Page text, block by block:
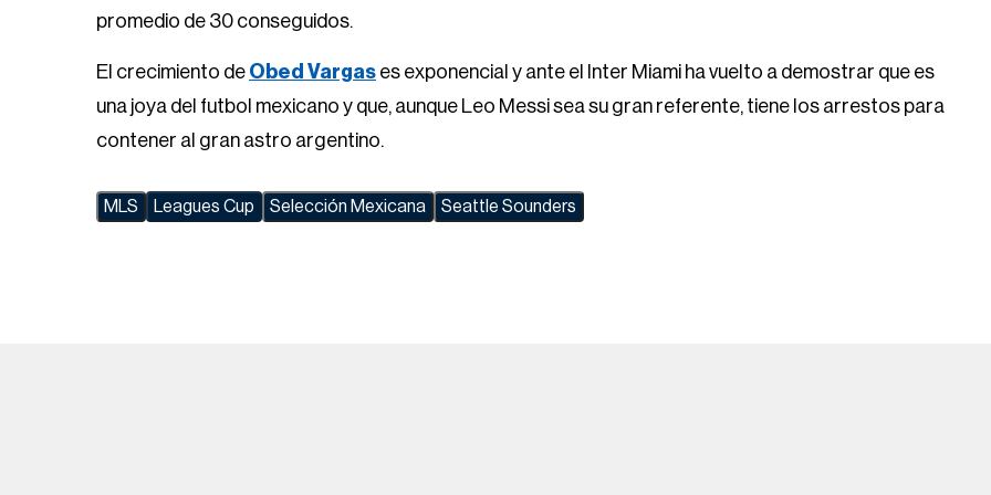
promedio de 30 conseguidos.
El crecimiento de Obed Vargas es exponencial y ante el Inter Miami ha vuelto a demostrar que es
una joya del futbol mexicano y que, aunque Leo Messi sea su gran referente, tiene los arrestos para
contener al gran astro argentino.
MLS Leagues Cup Selección Mexicana Seattle Sounders